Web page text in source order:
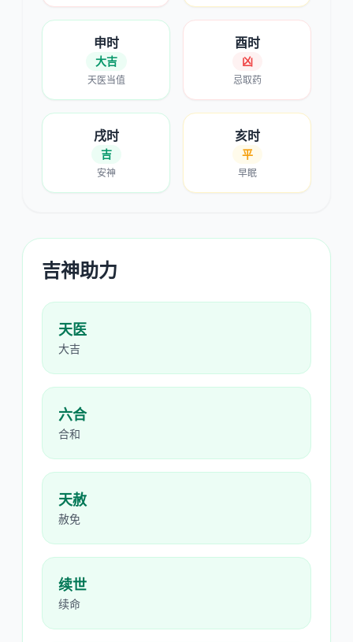
申时
大吉
天医当值
酉时
凶
忌取药
戌时
吉
安神
亥时
平
早眠
吉神助力
天医
大吉
六合
合和
天赦
赦免
续世
续命